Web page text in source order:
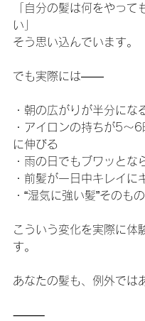
「自分の髪は何をやって
い」
そう思い込んでいます。
でも実際には——
・朝の広がりが半分にな
・アイロンの持ちが5〜
に伸びる
・雨の日でもブワッとな
・前髪が一日中キレイに
・“湿気に強い髪”そのも
こういう変化を実際に体
す。
あなたの髪も、例外では
⸻